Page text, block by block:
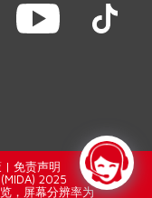
|免责声明
2025
，屏幕分辨率为